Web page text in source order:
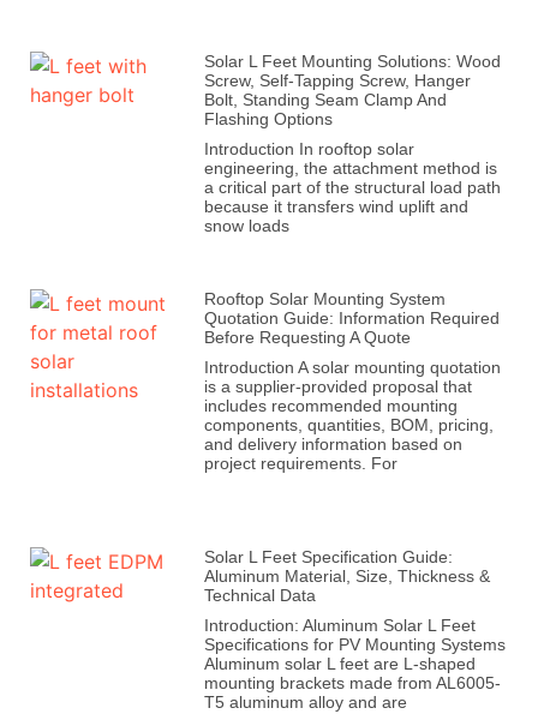
Solar L Feet Mounting Solutions: Wood
Screw, Self-Tapping Screw, Hanger
Bolt, Standing Seam Clamp And
Flashing Options
Introduction In rooftop solar
engineering, the attachment method is
a critical part of the structural load path
because it transfers wind uplift and
snow loads
Rooftop Solar Mounting System
Quotation Guide: Information Required
Before Requesting A Quote
Introduction A solar mounting quotation
is a supplier-provided proposal that
includes recommended mounting
components, quantities, BOM, pricing,
and delivery information based on
project requirements. For
Solar L Feet Specification Guide:
Aluminum Material, Size, Thickness &
Technical Data
Introduction: Aluminum Solar L Feet
Specifications for PV Mounting Systems
Aluminum solar L feet are L-shaped
mounting brackets made from AL6005-
T5 aluminum alloy and are